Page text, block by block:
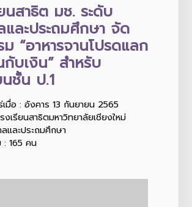
นสาธิต มช. ระดับ
และประถมศึกษา จัด
“อาหารจานโปรดแลก
กับเงิน” สำหรับ
ชั้น ป.1
เมื่อ : อังคาร 13 กันยายน 2565
งเรียนสาธิตมหาวิทยาลัยเชียงใหม่
และประถมศึกษา
: 165 คน